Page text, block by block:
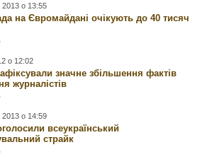
2013 о 13:55
на Євромайдані очікують до 40 тисяч
о 12:02
значне збільшення фактів
журналістів
2013 о 14:59
всеукраїнський
страйк